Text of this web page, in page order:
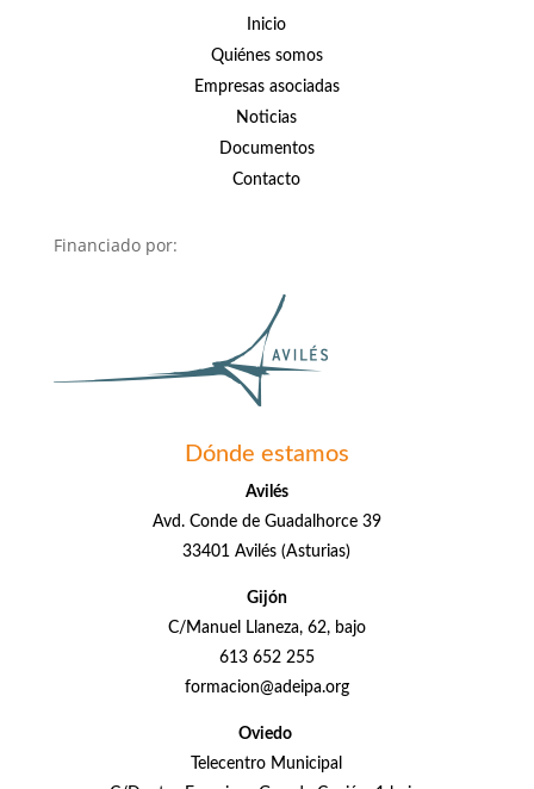
Inicio
Quiénes somos
Empresas asociadas
Noticias
Documentos
Contacto
Financiado por:
Dónde estamos
Avilés
Avd. Conde de Guadalhorce 39
33401 Avilés (Asturias)
Gijón
C/Manuel Llaneza, 62, bajo
613 652 255
formacion@adeipa.org
Oviedo
Telecentro Municipal